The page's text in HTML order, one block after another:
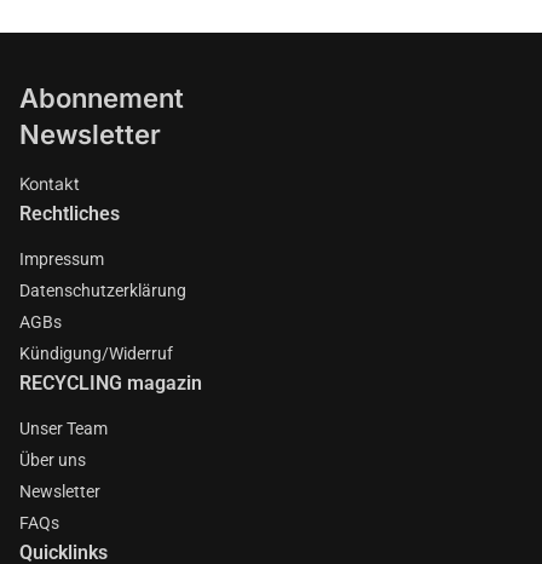
Abonnement
Newsletter
Kontakt
Rechtliches
Impressum
Datenschutzerklärung
AGBs
Kündigung/Widerruf
RECYCLING magazin
Unser Team
Über uns
Newsletter
FAQs
Quicklinks